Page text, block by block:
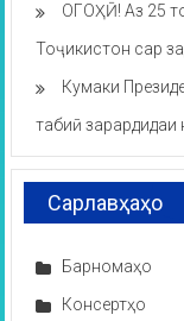
ОГОҲӢ! Аз 25
Тоҷикистон сар
Кумаки
табиӣ
Сарлавҳаҳо
Барномаҳо
Консертҳо